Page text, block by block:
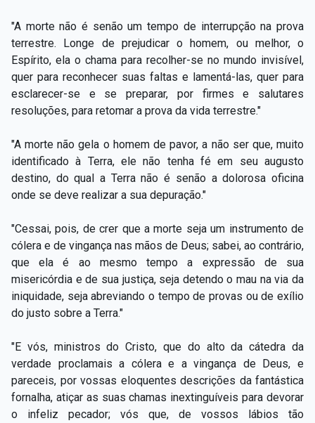
"A morte não é senão um tempo de interrupção na prova
terrestre. Longe de prejudicar o homem, ou melhor, o
Espírito, ela o chama para recolher-se no mundo invisível,
quer para reconhecer suas faltas e lamentá-las, quer para
esclarecer-se e se preparar, por firmes e salutares
resoluções, para retomar a prova da vida terrestre."
"A morte não gela o homem de pavor, a não ser que, muito
identificado à Terra, ele não tenha fé em seu augusto
destino, do qual a Terra não é senão a dolorosa oficina
onde se deve realizar a sua depuração."
"Cessai, pois, de crer que a morte seja um instrumento de
cólera e de vingança nas mãos de Deus; sabei, ao contrário,
que ela é ao mesmo tempo a expressão de sua
misericórdia e de sua justiça, seja detendo o mau na via da
iniquidade, seja abreviando o tempo de provas ou de exílio
do justo sobre a Terra."
"E vós, ministros do Cristo, que do alto da cátedra da
verdade proclamais a cólera e a vingança de Deus, e
pareceis, por vossas eloquentes descrições da fantástica
fornalha, atiçar as suas chamas inextinguíveis para devorar
o infeliz pecador; vós que, de vossos lábios tão